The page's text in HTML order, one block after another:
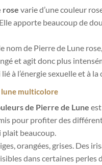
rose varie d’une couleur
apporte beaucoup de
nom de Pierre de Lune
et agit donc plus
à l’énergie sexuelle et à
lune multicolore
de Pierre de Lune
pour profiter des
plait beaucoup.
orangées, grises. Des
dans certaines perles